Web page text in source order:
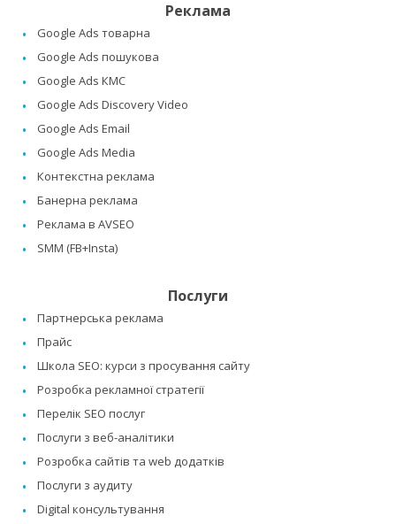
Реклама
Google Ads товарна
Google Ads пошукова
Google Ads КМС
Google Ads Discovery Video
Google Ads Email
Google Ads Media
Контекстна реклама
Банерна реклама
Реклама в AVSEO
SMM (FB+Insta)
Послуги
Партнерська реклама
Прайс
Школа SEO: курси з просування сайту
Розробка рекламної стратегії
Перелік SEO послуг
Послуги з веб-аналітики
Розробка сайтів та web додатків
Послуги з аудиту
Digital консультування